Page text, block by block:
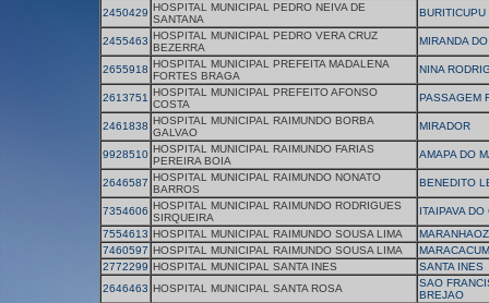
2450429 HOSPITAL MUNICIPAL PEDRO NEIVA DE
SANTANA
BURITICUPU
2455463 HOSPITAL MUNICIPAL PEDRO VERA CRUZ
BEZERRA
MIRANDA
2655918 HOSPITAL MUNICIPAL PREFEITA MADALENA
FORTES BRAGA
NINA
2613751 HOSPITAL MUNICIPAL PREFEITO AFONSO
COSTA
PASSAGEM
2461838 HOSPITAL MUNICIPAL RAIMUNDO BORBA
GALVAO
MIRADOR
9928510 HOSPITAL MUNICIPAL RAIMUNDO FARIAS
PEREIRA BOIA
AMAPA DO
2646587 HOSPITAL MUNICIPAL RAIMUNDO NONATO
BARROS
BENEDITO
7354606 HOSPITAL MUNICIPAL RAIMUNDO RODRIGUES
SIRQUEIRA
ITAIPAVA DO
7554613 HOSPITAL MUNICIPAL RAIMUNDO SOUSA LIMA
7460597 HOSPITAL MUNICIPAL RAIMUNDO SOUSA LIMA
2772299 HOSPITAL MUNICIPAL SANTA INES
SANTA INES
2646463 HOSPITAL MUNICIPAL SANTA ROSA
SAO
BREJAO